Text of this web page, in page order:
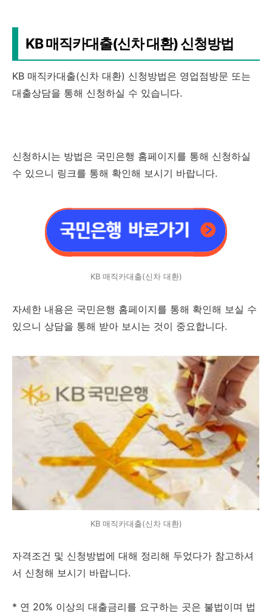
KB 매직카대출(신차 대환) 신청방법
KB 매직카대출(신차 대환) 신청방법은 영업점방문 또는
대출상담을 통해 신청하실 수 있습니다.
신청하시는 방법은 국민은행 홈페이지를 통해 신청하실
수 있으니 링크를 통해 확인해 보시기 바랍니다.
KB 매직카대출(신차 대환)
자세한 내용은 국민은행 홈페이지를 통해 확인해 보실 수
있으니 상담을 통해 받아 보시는 것이 중요합니다.
KB 매직카대출(신차 대환)
자격조건 및 신청방법에 대해 정리해 두었다가 참고하셔
서 신청해 보시기 바랍니다.
* 연 20% 이상의 대출금리를 요구하는 곳은 불법이며 법